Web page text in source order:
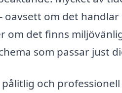
oavsett om det
om det finns
som passar just
och